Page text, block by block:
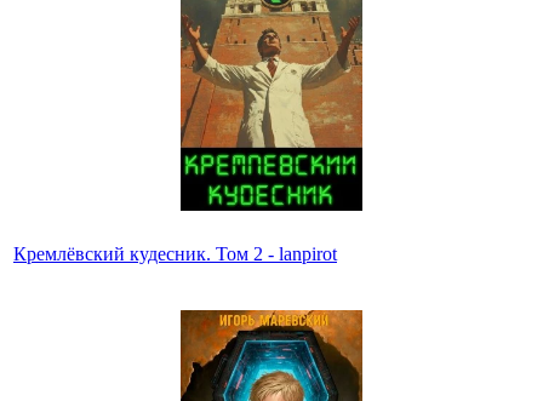
Кремлёвский кудесник. Том 2 - lanpirot